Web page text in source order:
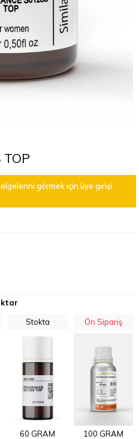
TOP
görmek için üye girişi
Stokta
60 GRAM
Ön Sipariş
100 GRAM